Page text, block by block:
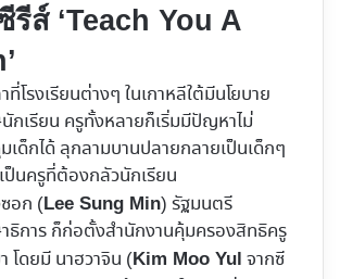
รีส์ ‘Teach You A
ที่โรงเรียนต่างๆ ในเกาหลีใต้มีนโยบาย
กเรียน ครูทั้งหลายก็เริ่มมีปัญหาไม่
เด็กได้ ลุกลามบานปลายกลายเป็นเด็กๆ
ป็นครูที่ต้องกลัวนักเรียน
อก (Lee Sung Min) รัฐมนตรี
ธิการ ก็ก่อตั้งสำนักงานคุ้มครองสิทธิครู
โดยมี นาฮวาจิน (Kim Moo Yul จากซี